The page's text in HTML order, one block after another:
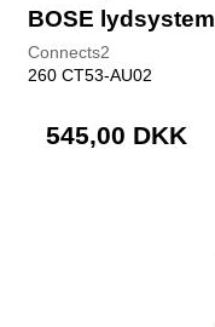
BOSE lydsystem
Connects2
260 CT53-AU02
545,00 DKK